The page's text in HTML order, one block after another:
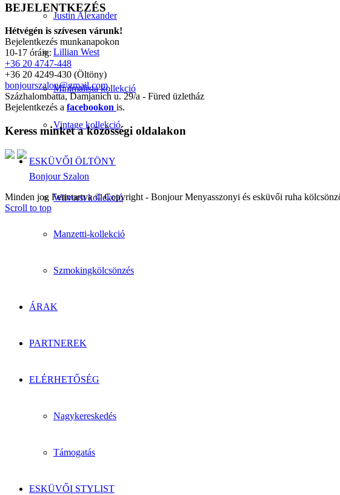
Justin Alexander
Lillian West
Minimalista kollekció
Vintage kollekció
ESKÜVŐI ÖLTÖNY
Wilvorst kollekció
Manzetti-kollekció
Szmokingkölcsönzés
ÁRAK
PARTNEREK
ELÉRHETŐSÉG
Nagykereskedés
Támogatás
ESKÜVŐI STYLIST
BEJELENTKEZÉS
Hétvégén is szívesen várunk!
Bejelentkezés munkanapokon
10-17 óráig:
+36 20 4747-448
+36 20 4249-430 (Öltöny)
bonjourszalon@gmail.com
Százhalombatta, Damjanich u. 29/a - Füred üzletház
Bejelentkezés a facebookon is.
Keress minket a közösségi oldalakon
Bonjour Szalon
Minden jog Fenntartva © Copyright - Bonjour Menyasszonyi és esküvői ruha
Scroll to top